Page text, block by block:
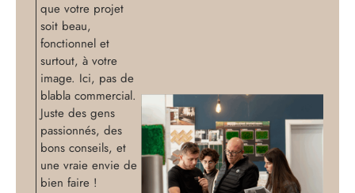
que votre projet
soit beau,
fonctionnel et
surtout, à votre
image. Ici, pas de
blabla commercial.
Juste des gens
passionnés, des
bons conseils, et
une vraie envie de
bien faire !